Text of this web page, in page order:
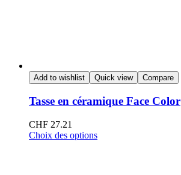
Add to wishlist Quick view Compare
Tasse en céramique Face Color
CHF 27.21
Choix des options